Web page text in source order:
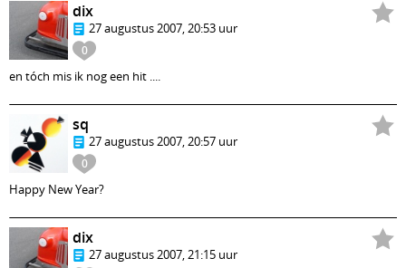
0
dix
27 augustus 2007, 20:53 uur
en tóch mis ik nog een hit ....
0
sq
27 augustus 2007, 20:57 uur
Happy New Year?
dix
27 augustus 2007, 21:15 uur